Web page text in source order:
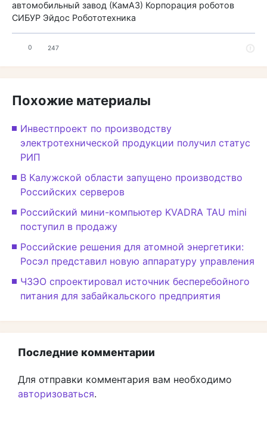
автомобильный завод (КамАЗ) Корпорация роботов
СИБУР Эйдос Робототехника
0 247
Похожие материалы
Инвестпроект по производству
электротехнической продукции получил статус
РИП
В Калужской области запущено производство
Российских серверов
Российский мини-компьютер KVADRA TAU mini
поступил в продажу
Российские решения для атомной энергетики:
Росэл представил новую аппаратуру управления
ЧЗЭО спроектировал источник бесперебойного
питания для забайкальского предприятия
Последние комментарии
Для отправки комментария вам необходимо
авторизоваться.